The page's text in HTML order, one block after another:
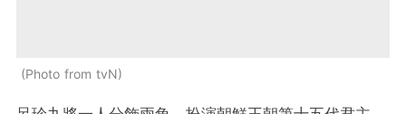
Photo from tvN